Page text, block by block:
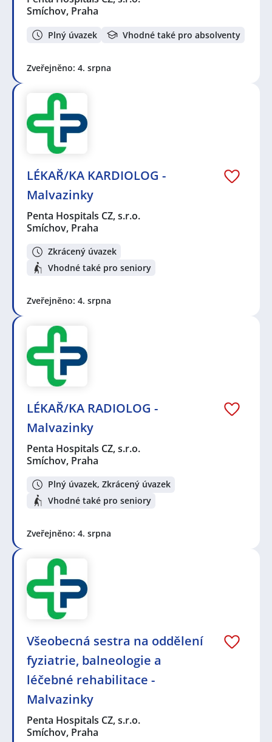
Smíchov, Praha
Plný úvazek Vhodné také pro absolventy
Zveřejněno: 4. srpna
LÉKAŘ/KA KARDIOLOG -
Malvazinky
Penta Hospitals CZ, s.r.o.
Smíchov, Praha
Zkrácený úvazek
Vhodné také pro seniory
Zveřejněno: 4. srpna
LÉKAŘ/KA RADIOLOG -
Malvazinky
Penta Hospitals CZ, s.r.o.
Smíchov, Praha
Plný úvazek, Zkrácený úvazek
Vhodné také pro seniory
Zveřejněno: 4. srpna
Všeobecná sestra na oddělení
fyziatrie, balneologie a
léčebné rehabilitace -
Malvazinky
Penta Hospitals CZ, s.r.o.
Smíchov, Praha